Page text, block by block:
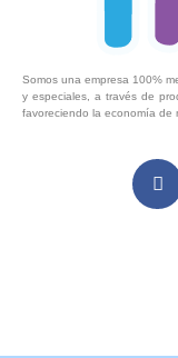
Somos una empresa 100%
y especiales, a través de
favoreciendo la economía de